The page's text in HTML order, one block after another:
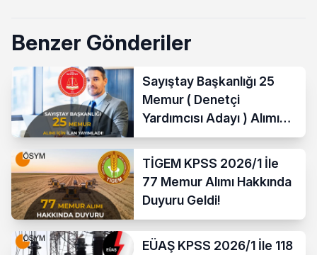
Benzer Gönderiler
Sayıştay Başkanlığı 25
Memur ( Denetçi
Yardımcısı Adayı ) Alımı
Yapacak
TİGEM KPSS 2026/1 İle
77 Memur Alımı Hakkında
Duyuru Geldi!
EÜAŞ KPSS 2026/1 İle 118